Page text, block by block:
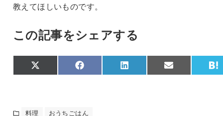
教えてほしいものです。
この記事をシェアする
Share
on
X
(
Share
on
F
a
o
Share
on
L
i
Share
on
E
m
H
a
料理 おうちごはん